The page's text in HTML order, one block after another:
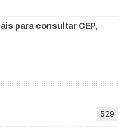
para consultar CEP,
529